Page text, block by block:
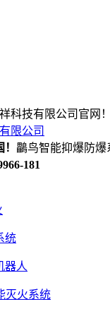
科技有限公司官网！
鸓鸟智能抑爆防
181
统
器人
灭火系统